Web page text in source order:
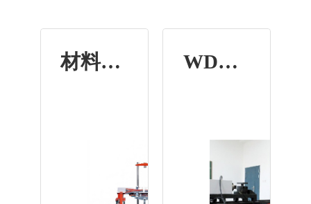
材料力学综合实验台 WDN系列多功能力学试验机